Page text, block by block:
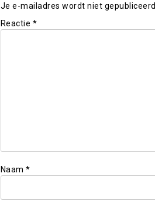
Je e-mailadres wordt niet gepubliceerd.
Reactie *
Naam *